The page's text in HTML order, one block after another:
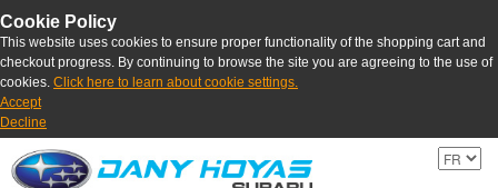
Cookie Policy
This website uses cookies to ensure proper functionality of the shopping cart and
checkout progress. By continuing to browse the site you are agreeing to the use of
cookies. Click here to learn about cookie settings.
Accept
Decline